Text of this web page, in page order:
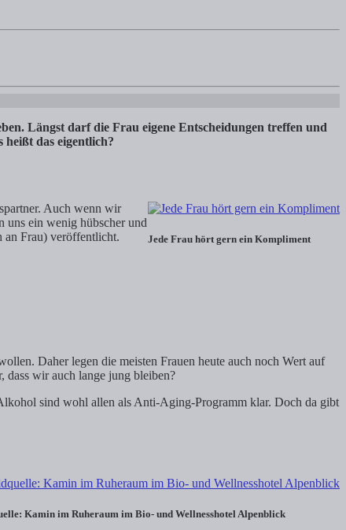
hat sich da viel getan und doch ist so Einiges noch
Längst darf die Frau eigene Entscheidungen treffen und
heißt das eigentlich?
Jede Frau hört gern ein Kompliment
Auch wenn wir
uns ein wenig hübscher und
an Frau) veröffentlicht.
Daher legen die meisten Frauen heute auch noch Wert auf
dass wir auch lange jung bleiben?
sind wohl allen als Anti-Aging-Programm klar. Doch da gibt
Kamin im Ruheraum im Bio- und Wellnesshotel Alpenblick